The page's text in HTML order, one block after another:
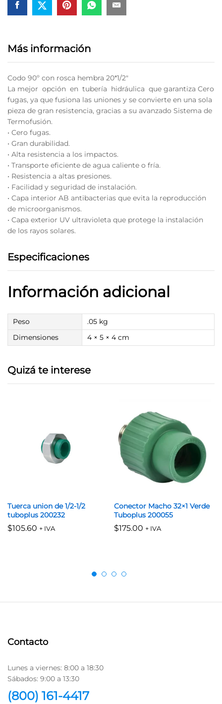
Más información
Codo 90º con rosca hembra 20*1/2″
La mejor opción en tubería hidráulica que garantiza Cero
fugas, ya que fusiona las uniones y se convierte en una sola
pieza de gran resistencia, gracias a su avanzado Sistema de
Termofusión.
• Cero fugas.
• Gran durabilidad.
• Alta resistencia a los impactos.
• Transporte eficiente de agua caliente o fría.
• Resistencia a altas presiones.
• Facilidad y seguridad de instalación.
• Capa interior AB antibacterias que evita la reproducción
de microorganismos.
• Capa exterior UV ultravioleta que protege la instalación
de los rayos solares.
Especificaciones
Información adicional
Peso
.05 kg
Dimensiones
4 × 5 × 4 cm
Quizá te interese
Tuerca union de 1/2-1/2
tuboplus 200232
$105.60 + IVA
Conector Macho 32×1 Verde
Tuboplus 200055
$175.00 + IVA
Contacto
Lunes a viernes: 8:00 a 18:30
Sábados: 9:00 a 13:30
(800) 161-4417